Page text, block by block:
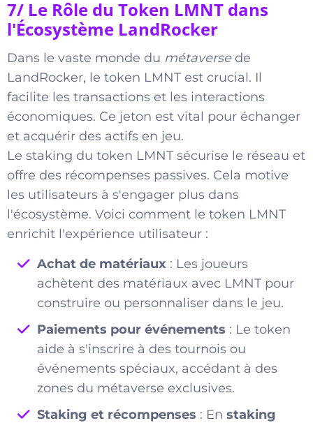
7/ Le Rôle du Token LMNT dans
l'Écosystème LandRocker
Dans le vaste monde du métaversede
LandRocker, le token LMNT est crucial. Il
facilite les transactions et les interactions
économiques. Ce jeton est vital pour échanger
et acquérir des actifs en jeu.
Le staking du token LMNT sécurise le réseau et
offre des récompenses passives. Cela motive
les utilisateurs à s'engager plus dans
l'écosystème. Voici comment le token LMNT
enrichit l'expérience utilisateur :
Achat de matériaux : Les joueurs
achètent des matériaux avec LMNT pour
construire ou personnaliser dans le jeu.
Paiements pour événements : Le token
aide à s'inscrire à des tournois ou
événements spéciaux, accédant à des
zones du métaverse exclusives.
Staking et récompenses : En staking